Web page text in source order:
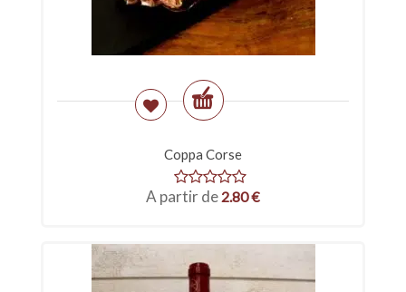
Coppa Corse
A partir de 2.80€